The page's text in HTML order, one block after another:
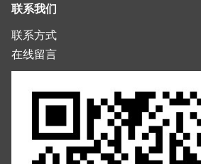
联系我们
联系方式
在线留言